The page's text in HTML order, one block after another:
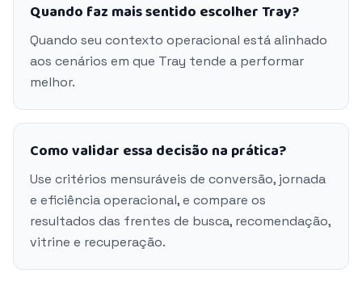
Quando faz mais sentido escolher Tray?
Quando seu contexto operacional está alinhado
aos cenários em que Tray tende a performar
melhor.
Como validar essa decisão na prática?
Use critérios mensuráveis de conversão, jornada
e eficiência operacional, e compare os
resultados das frentes de busca, recomendação,
vitrine e recuperação.